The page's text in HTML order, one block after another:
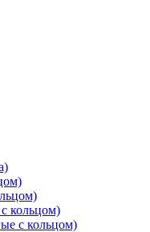
кольцом)
с кольцом)